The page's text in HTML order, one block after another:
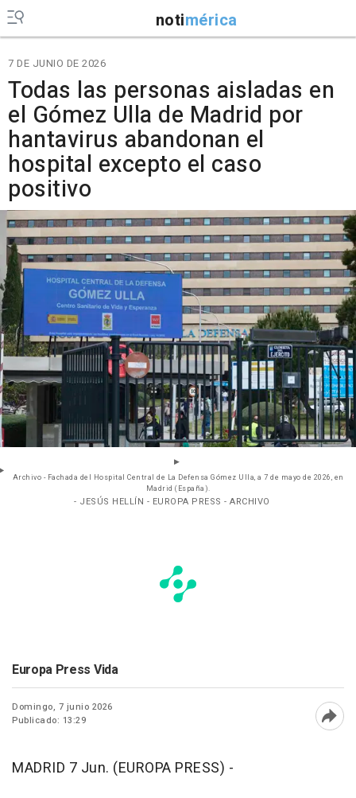
notimérica
7 DE JUNIO DE 2026
Todas las personas aisladas en
el Gómez Ulla de Madrid por
hantavirus abandonan el
hospital excepto el caso
positivo
Archivo - Fachada del Hospital Central de La Defensa Gómez Ulla, a 7 de mayo de 2026, en
Madrid (España).
- JESÚS HELLÍN - EUROPA PRESS - ARCHIVO
Europa Press Vida
Domingo, 7 junio 2026
Publicado: 13:29
MADRID 7 Jun. (EUROPA PRESS) -